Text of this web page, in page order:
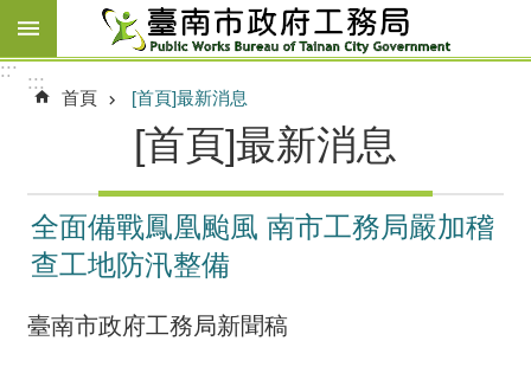
跳到主要內容區塊
:::
:::
首頁 [首頁]最新消息
[首頁]最新消息
全面備戰鳳凰颱風 南市工務局嚴加稽
查工地防汛整備
臺南市政府工務局新聞稿